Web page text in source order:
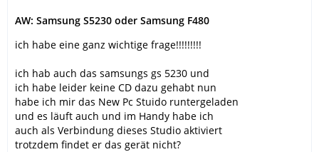
AW: Samsung S5230 oder Samsung F480
ich habe eine ganz wichtige frage!!!!!!!!!
ich hab auch das samsungs gs 5230 und
ich habe leider keine CD dazu gehabt nun
habe ich mir das New Pc Stuido runtergeladen
und es läuft auch und im Handy habe ich
auch als Verbindung dieses Studio aktiviert
trotzdem findet er das gerät nicht?